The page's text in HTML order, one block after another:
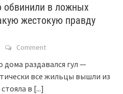
обвинили в ложных
жестокую правду
Comment
дома раздавался гул —
все жильцы вышли из
в [...]